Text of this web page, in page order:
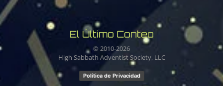
El Último Conteo
© 2010-2026
High Sabbath Adventist Society, LLC
Política de Privacidad